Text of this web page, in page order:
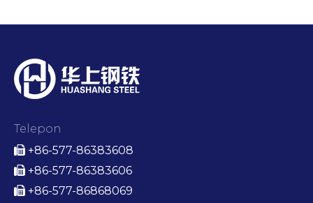
Telepon
 +86-577-86383608
 +86-577-86383606
 +86-577-86868069